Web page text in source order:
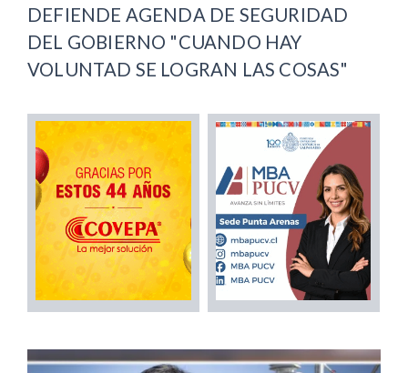
DEFIENDE AGENDA DE SEGURIDAD
DEL GOBIERNO "CUANDO HAY
VOLUNTAD SE LOGRAN LAS COSAS"